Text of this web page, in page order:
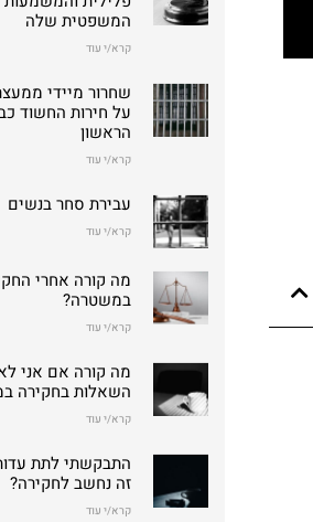
המשפטית שלה
קרא/י עוד
שחרור מיידי
על חירות החשוד
הראשון
קרא/י עוד
עבירת סחר בנשים
קרא/י עוד
מה קורה אחרי
במשטרה?
קרא/י עוד
מה קורה אם אני
השאלות בחקירה
קרא/י עוד
התבקשתי לתת
זה נחשב לחקירה?
קרא/י עוד